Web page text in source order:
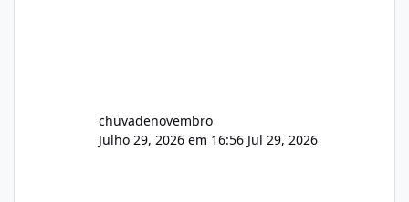
chuvadenovembro
Julho 29, 2026 em 16:56 Jul 29, 2026